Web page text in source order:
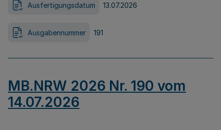
Ausfertigungsdatum 13.07.2026
Ausgabennummer 191
MB.NRW 2026 Nr. 190 vom
14.07.2026